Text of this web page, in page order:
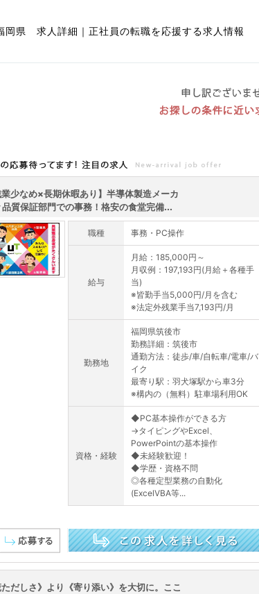
岡県 求人詳細｜正社員の転職を応援する求人情報
応募待ってます!注目の求人
業少なめ×長期休暇あり】半導体製造メーカ
質保証部門での事務！格安の食堂完備...
職種 事務・PC操作
給与
月給：185,000円～
月収例：197,193円(月給＋各種手
当)
※皆勤手当5,000円/月を含む
※法定外残業手当7,193円/月
勤務地
福岡県筑後市
勤務詳細：筑後市
通勤方法：徒歩/車/自転車/電車/バ
イク
最寄り駅：羽犬塚駅から車3分
※構内の（無料）駐車場利用OK
資格・経験
◆PC基本操作ができる方
→タイピングやExcel、
PowerPointの基本操作
◆未経験歓迎！
◆学歴・資格不問
◎各種定型業務の自動化
(ExcelVBA等...
ただしさ》より《寄り添い》を大切に。ここ